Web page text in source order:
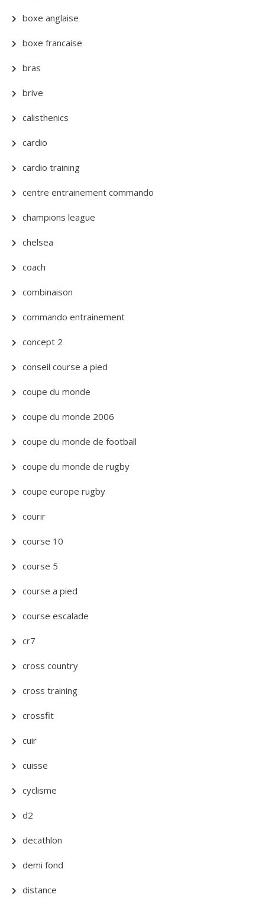
boxe anglaise
boxe francaise
bras
brive
calisthenics
cardio
cardio training
centre entrainement commando
champions league
chelsea
coach
combinaison
commando entrainement
concept 2
conseil course a pied
coupe du monde
coupe du monde 2006
coupe du monde de football
coupe du monde de rugby
coupe europe rugby
courir
course 10
course 5
course a pied
course escalade
cr7
cross country
cross training
crossfit
cuir
cuisse
cyclisme
d2
decathlon
demi fond
distance